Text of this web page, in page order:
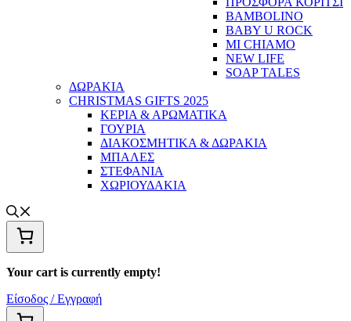
BAMBOLINO
BABY U ROCK
MI CHIAMO
NEW LIFE
SOAP TALES
ΔΩΡΑΚΙΑ
CHRISTMAS GIFTS 2025
ΚΕΡΙΑ & ΑΡΩΜΑΤΙΚΑ
ΓΟΥΡΙΑ
ΔΙΑΚΟΣΜΗΤΙΚΑ & ΔΩΡΑΚΙΑ
ΜΠΑΛΕΣ
ΣΤΕΦΑΝΙΑ
ΧΩΡΙΟΥΔΑΚΙΑ
Your cart is currently empty!
Είσοδος / Εγγραφή